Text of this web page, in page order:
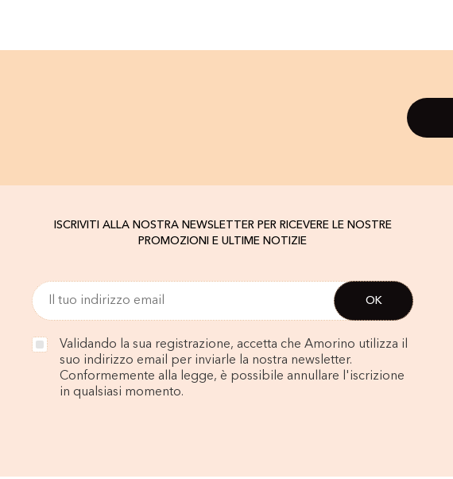
ISCRIVITI ALLA NOSTRA NEWSLETTER PER RICEVERE LE NOSTRE
PROMOZIONI E ULTIME NOTIZIE
Validando la sua registrazione, accetta che Amorino utilizza il
suo indirizzo email per inviarle la nostra newsletter.
Conformemente alla legge, è possibile annullare l'iscrizione
in qualsiasi momento.